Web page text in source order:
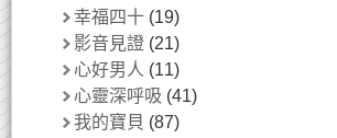
幸福四十 (19)
影音見證 (21)
心好男人 (11)
心靈深呼吸 (41)
我的寶貝 (87)